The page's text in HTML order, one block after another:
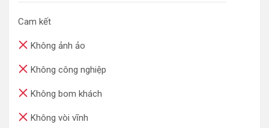
Cam kết
Không ảnh ảo
Không công nghiệp
Không bom khách
Không vòi vĩnh